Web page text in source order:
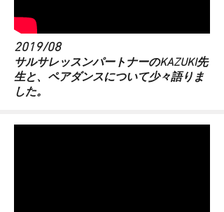
2019/08
​サルサレッスンパートナーのKAZUKI先
生と、ペアダンスについて少々語りま
した。